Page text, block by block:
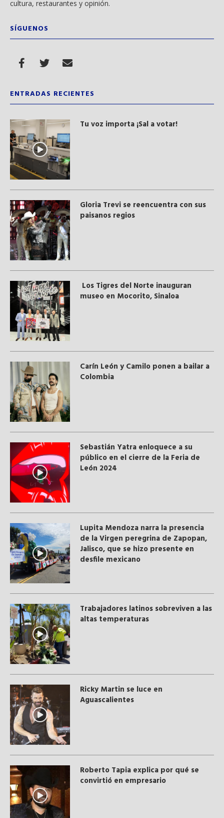
cultura, restaurantes y opinión.
SÍGUENOS
ENTRADAS RECIENTES
Tu voz importa ¡Sal a votar!
Gloria Trevi se reencuentra con sus
paisanos regios
Los Tigres del Norte inauguran
museo en Mocorito, Sinaloa
Carín León y Camilo ponen a bailar a
Colombia
Sebastián Yatra enloquece a su
público en el cierre de la Feria de
León 2024
Lupita Mendoza narra la presencia
de la Virgen peregrina de Zapopan,
Jalisco, que se hizo presente en
desfile mexicano
Trabajadores latinos sobreviven a las
altas temperaturas
Ricky Martin se luce en
Aguascalientes
Roberto Tapia explica por qué se
convirtió en empresario